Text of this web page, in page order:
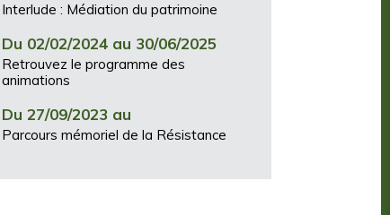
Interlude : Médiation du patrimoine
Du 02/02/2024 au 30/06/2025
Retrouvez le programme des
animations
Du 27/09/2023 au
Parcours mémoriel de la Résistance